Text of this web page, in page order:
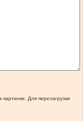
Для перезагрузки